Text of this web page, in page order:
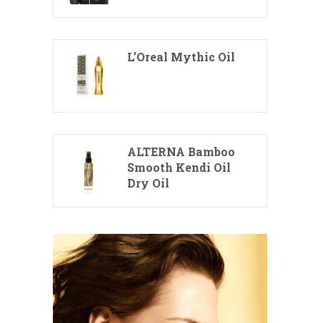
L’Oreal Mythic Oil
ALTERNA Bamboo
Smooth Kendi Oil
Dry Oil